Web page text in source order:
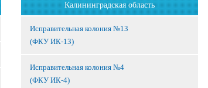
Калининградская область
Исправительная колония №13
(ФКУ ИК-13)
Исправительная колония №4
(ФКУ ИК-4)